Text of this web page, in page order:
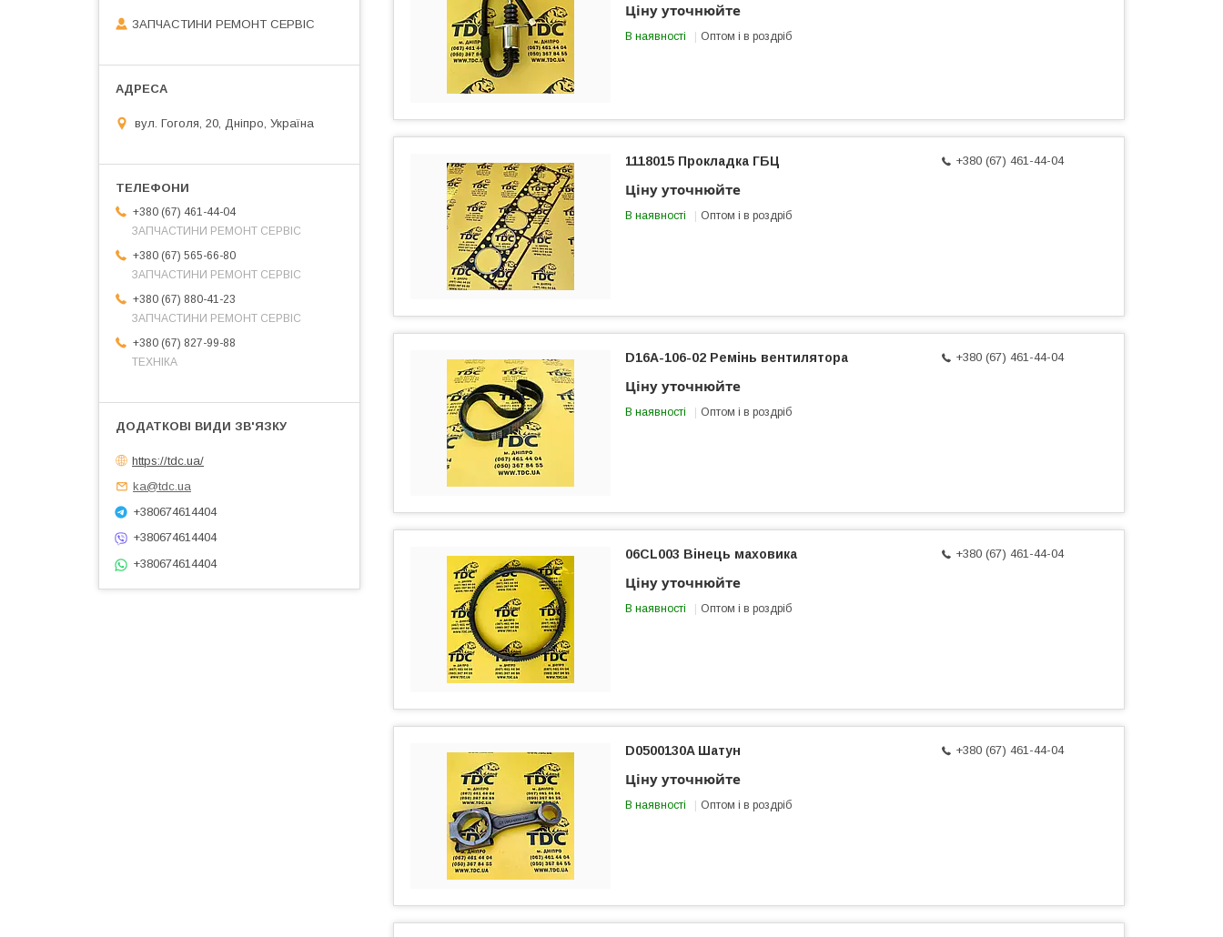
Ціну уточнюйте
В наявності Оптом і в роздріб
+380 (67) 461-44-04
1118015 Прокладка ГБЦ
Ціну уточнюйте
В наявності Оптом і в роздріб
+380 (67) 461-44-04
D16A-106-02 Ремінь вентилятора
Ціну уточнюйте
В наявності Оптом і в роздріб
+380 (67) 461-44-04
06CL003 Вінець маховика
Ціну уточнюйте
В наявності Оптом і в роздріб
+380 (67) 461-44-04
D0500130A Шатун
Ціну уточнюйте
В наявності Оптом і в роздріб
ЗАПЧАСТИНИ РЕМОНТ СЕРВІС
вул. Гоголя, 20, Дніпро, Україна
+380 (67) 461-44-04
ЗАПЧАСТИНИ РЕМОНТ СЕРВІС
+380 (67) 565-66-80
ЗАПЧАСТИНИ РЕМОНТ СЕРВІС
+380 (67) 880-41-23
ЗАПЧАСТИНИ РЕМОНТ СЕРВІС
+380 (67) 827-99-88
ТЕХНІКА
https://tdc.ua/
ka@tdc.ua
+380674614404
+380674614404
+380674614404